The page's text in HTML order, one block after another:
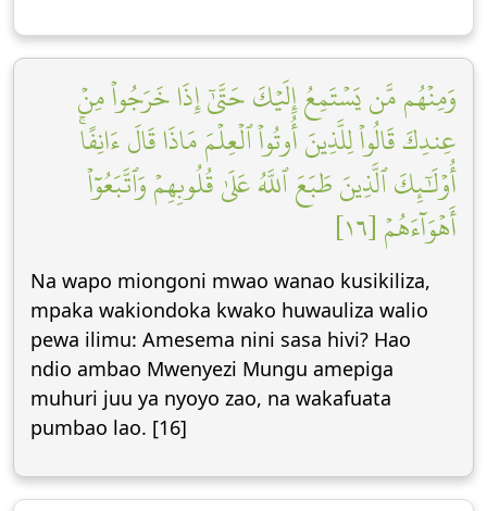
وَمِنۡهُم مَّن يَسۡتَمِعُ إِلَيۡكَ حَتَّىٰٓ إِذَا خَرَجُواْ مِنۡ
عِندِكَ قَالُواْ لِلَّذِينَ أُوتُواْ ٱلۡعِلۡمَ مَاذَا قَالَ ءَانِفًاۚ
أُوْلَٰٓئِكَ ٱلَّذِينَ طَبَعَ ٱللَّهُ عَلَىٰ قُلُوبِهِمۡ وَٱتَّبَعُوٓاْ
أَهۡوَآءَهُمۡ [١٦]
Na wapo miongoni mwao wanao kusikiliza,
mpaka wakiondoka kwako huwauliza walio
pewa ilimu: Amesema nini sasa hivi? Hao
ndio ambao Mwenyezi Mungu amepiga
muhuri juu ya nyoyo zao, na wakafuata
pumbao lao. [16]